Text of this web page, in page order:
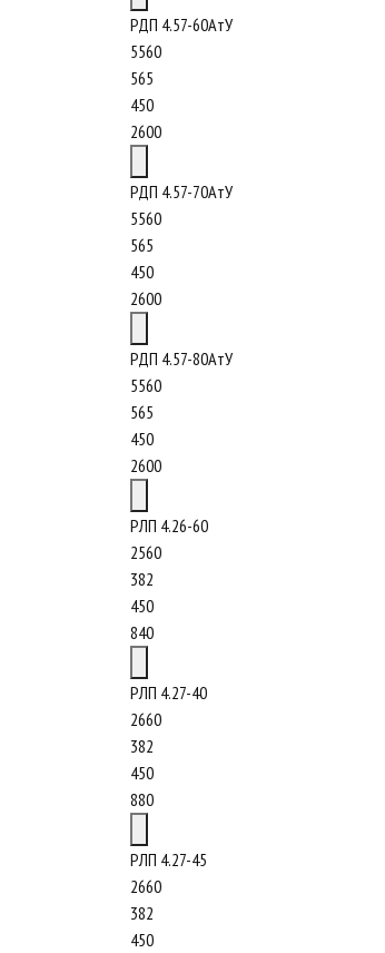
РДП 4.57-60АтУ
5560
565
450
2600
РДП 4.57-70АтУ
5560
565
450
2600
РДП 4.57-80АтУ
5560
565
450
2600
РЛП 4.26-60
2560
382
450
840
РЛП 4.27-40
2660
382
450
880
РЛП 4.27-45
2660
382
450